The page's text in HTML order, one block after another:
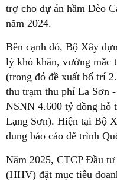
trợ cho dự án hầm Đèo
năm 2024.
Bên cạnh đó, Bộ Xây
lý khó khăn, vướng mắc
(trong đó đề xuất bố trí
thu trạm thu phí La Sơn
NSNN 4.600 tỷ đồng hỗ
Lạng Sơn). Hiện tại Bộ
dung báo cáo để trình
Năm 2025, CTCP Đầu
(HHV) đặt mục tiêu